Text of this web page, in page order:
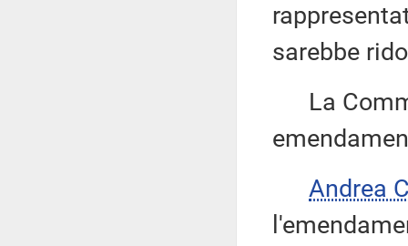
sarebbe
La
Andrea